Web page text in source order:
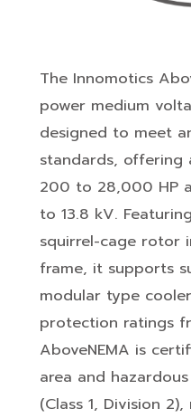
The Innomotics
power medium
designed to meet
standards, offering
200 to 28,000 HP
to 13.8 kV.
squirrel-cage rotor
frame, it supports
modular type
protection ratings
AboveNEMA is
area and
(Class 1, Division